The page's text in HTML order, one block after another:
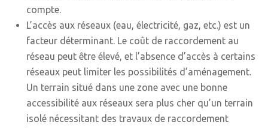
compte.
L’accès aux réseaux (eau, électricité, gaz, etc.) est un
facteur déterminant. Le coût de raccordement au
réseau peut être élevé, et l’absence d’accès à certains
réseaux peut limiter les possibilités d’aménagement.
Un terrain situé dans une zone avec une bonne
accessibilité aux réseaux sera plus cher qu’un terrain
isolé nécessitant des travaux de raccordement